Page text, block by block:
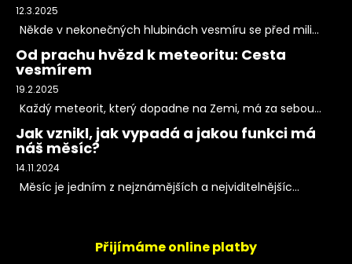
12.3.2025
Někde v nekonečných hlubinách vesmíru se před mili...
Od prachu hvězd k meteoritu: Cesta
vesmírem
19.2.2025
Každý meteorit, který dopadne na Zemi, má za sebou...
Jak vznikl, jak vypadá a jakou funkci má
náš měsíc?
14.11.2024
Měsíc je jedním z nejznámějších a nejviditelnějšíc...
Přijímáme online platby